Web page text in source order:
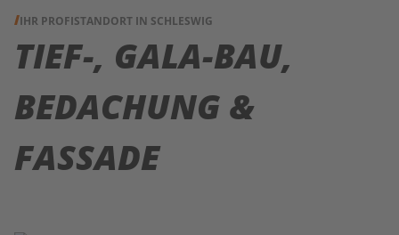
IHR PROFISTANDORT IN SCHLESWIG
TIEF-, GALA-BAU,
BEDACHUNG &
FASSADE